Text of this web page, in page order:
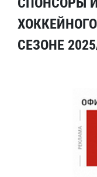
СЕЗОНЕ